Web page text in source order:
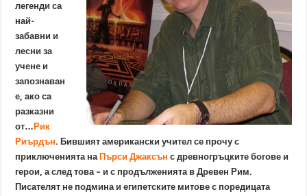
легенди са
най-
забавни и
лесни за
учене и
запознаван
е, ако са
разказни
от… Рик
Риърдън. Бившият американски учител се прочу с
приключенията на Пърси Джаксън с древногръцките богове и
герои, а след това – и с продълженията в Древен Рим.
Писателят не подмина и египетските митове с поредицата